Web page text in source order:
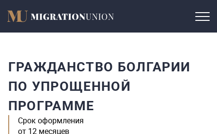
ГРАЖДАНСТВО БОЛГАРИИ
ПО УПРОЩЕННОЙ
ПРОГРАММЕ
Срок оформления
от 12 месяцев